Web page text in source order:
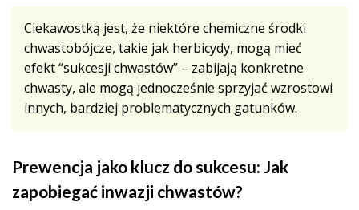
Ciekawostką jest, że niektóre chemiczne środki
chwastobójcze, takie jak herbicydy, mogą mieć
efekt “sukcesji chwastów” – zabijają konkretne
chwasty, ale mogą jednocześnie sprzyjać wzrostowi
innych, bardziej problematycznych gatunków.
Prewencja jako klucz do sukcesu: Jak
zapobiegać inwazji chwastów?